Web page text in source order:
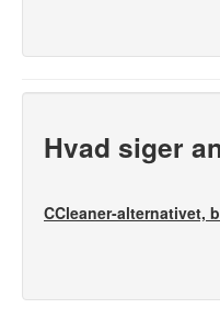
Hvad siger
CCleaner-alternativet,